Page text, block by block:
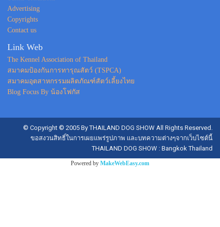
Advertising
Copyrights
Contact us
Link Web
The Kennel Association of Thailand
สมาคมป้องกันการทารุณสัตว์ (TSPCA)
สมาคมอุตสาหกรรมผลิตภัณฑ์สัตว์เลี้ยงไทย
Blog Focus By น้องโฟกัส
© Copyright © 2005 By THAILAND DOG SHOW All Rights Reserved.
ขอสงวนสิทธิ์ในการเผยแพร่รูปภาพ และบทความต่างๆจากเว็บไซต์นี้
THAILAND DOG SHOW : Bangkok Thailand
Powered by MakeWebEasy.com